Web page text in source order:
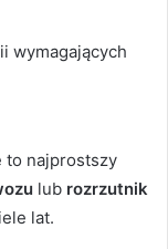
wymagających
to najprostszy
lub rozrzutnik
lat.